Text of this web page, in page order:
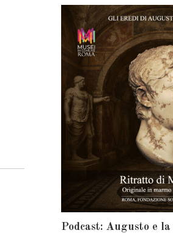
Podcast: Augusto e